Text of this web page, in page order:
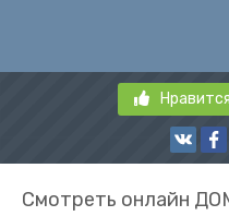
Смотреть онлайн